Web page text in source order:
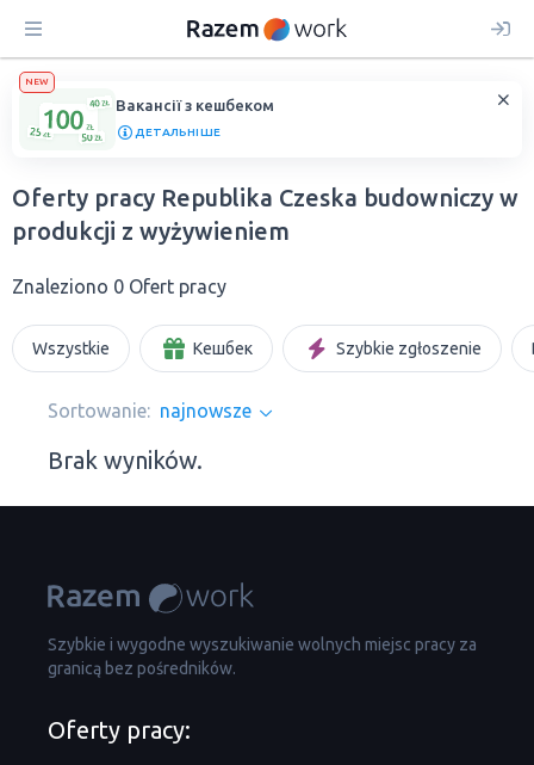
NEW
Вакансії з кешбеком
ДЕТАЛЬНІШЕ
Oferty pracy Republika Czeska budowniczy w
produkcji z wyżywieniem
Znaleziono 0 Ofert pracy
Wszystkie Кешбек Szybkie zgłoszenie
Sortowanie: najnowsze
Brak wyników.
Szybkie i wygodne wyszukiwanie wolnych miejsc pracy za
granicą bez pośredników.
Oferty pracy: